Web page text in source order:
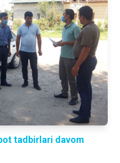
tadbirlari davom